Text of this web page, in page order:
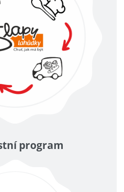
program